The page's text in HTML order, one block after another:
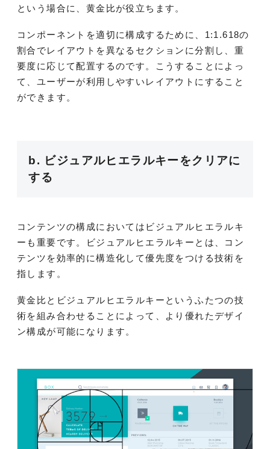
という場合に、黄金比が役立ちます。
コンポーネントを適切に構成するために、1:1.618の
割合でレイアウトを異なるセクションに分割し、重
要度に応じて配置するのです。こうすることによっ
て、ユーザーが利用しやすいレイアウトにすること
ができます。
b. ビジュアルヒエラルキーをクリアに
する
コンテンツの構成においてはビジュアルヒエラルキ
ーも重要です。ビジュアルヒエラルキーとは、コン
テンツを効率的に構造化して優先度をつける技術を
指します。
黄金比とビジュアルヒエラルキーというふたつの技
術を組み合わせることによって、より優れたデザイ
ン構成が可能になります。